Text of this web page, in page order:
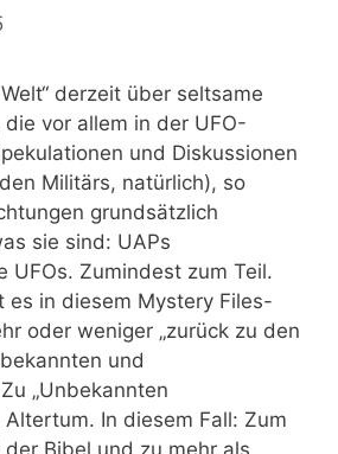
derzeit über seltsame
die vor allem in der UFO-
und Diskussionen
Militärs, natürlich), so
grundsätzlich
sie sind: UAPs
UFOs. Zumindest zum Teil.
es in diesem Mystery Files-
oder weniger „zurück zu den
und
„Unbekannten
Altertum. In diesem Fall: Zum
Bibel und zu mehr als